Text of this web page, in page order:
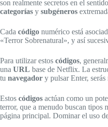
son realmente secretos en el
categorías y subgéneros
Cada código numérico está
«Terror Sobrenatural», y así
Para utilizar estos códigos,
una URL base de Netflix. La
tu navegador y pulsar Enter,
Estos códigos actúan como un
terror, que a menudo buscan tipos
página principal. Dominar el uso